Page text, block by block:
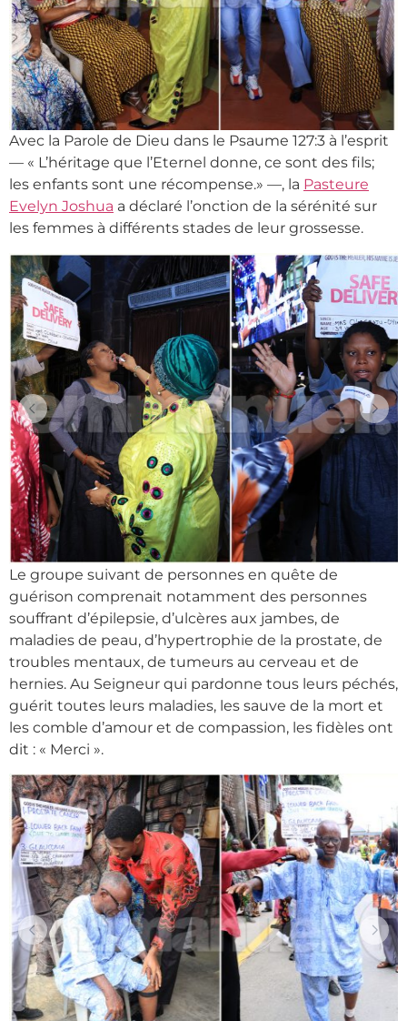
Avec la Parole de Dieu dans le Psaume 127:3 à l’esprit
— « L’héritage que l’Eternel donne, ce sont des fils;
les enfants sont une récompense.» —, la Pasteure
Evelyn Joshua a déclaré l’onction de la sérénité sur
les femmes à différents stades de leur grossesse.
Le groupe suivant de personnes en quête de
guérison comprenait notamment des personnes
souffrant d’épilepsie, d’ulcères aux jambes, de
maladies de peau, d’hypertrophie de la prostate, de
troubles mentaux, de tumeurs au cerveau et de
hernies. Au Seigneur qui pardonne tous leurs péchés,
guérit toutes leurs maladies, les sauve de la mort et
les comble d’amour et de compassion, les fidèles ont
dit : « Merci ».